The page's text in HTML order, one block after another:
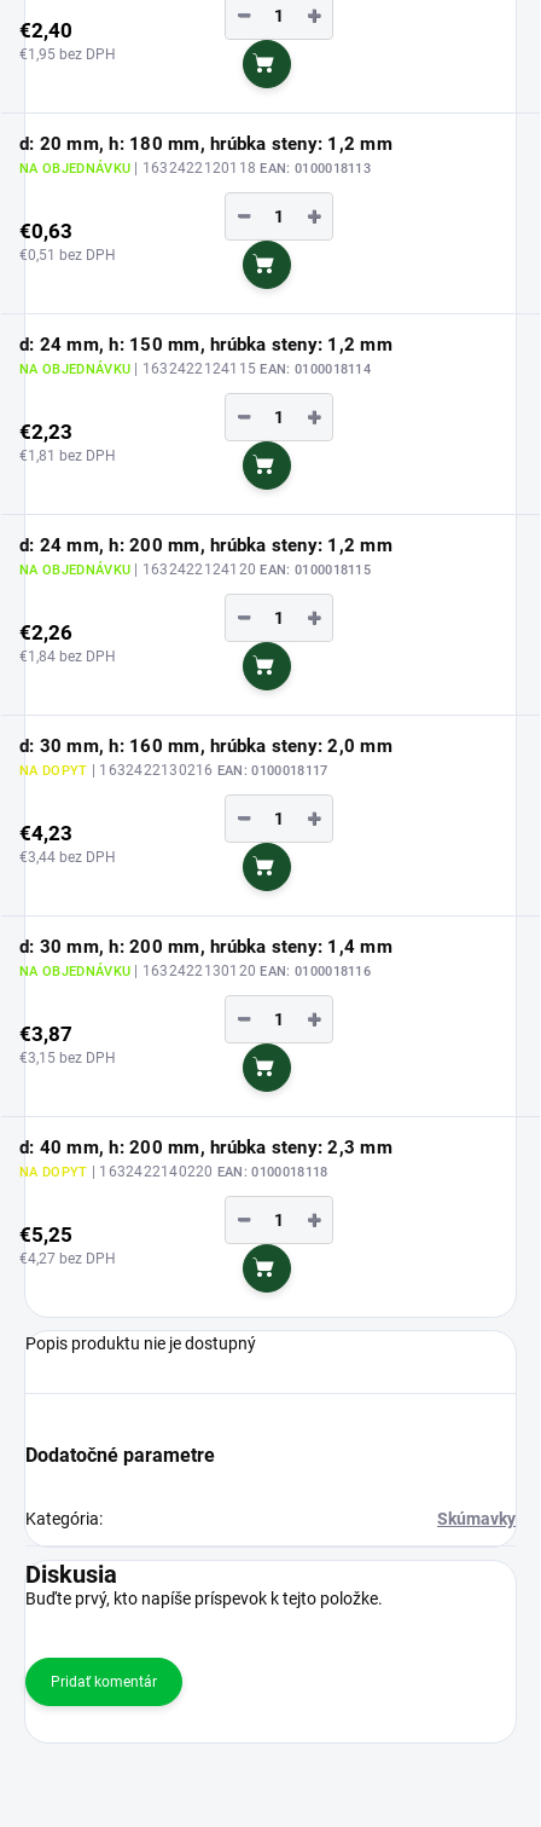
€2,40
€1,95 bez DPH
+
−
Do košíka
d: 20 mm, h: 180 mm, hrúbka steny: 1,2 mm
NA OBJEDNÁVKU | 1632422120118EAN: 0100018113
€0,63
€0,51 bez DPH
+
−
Do košíka
d: 24 mm, h: 150 mm, hrúbka steny: 1,2 mm
NA OBJEDNÁVKU | 1632422124115EAN: 0100018114
€2,23
€1,81 bez DPH
+
−
Do košíka
d: 24 mm, h: 200 mm, hrúbka steny: 1,2 mm
NA OBJEDNÁVKU | 1632422124120EAN: 0100018115
€2,26
€1,84 bez DPH
+
−
Do košíka
d: 30 mm, h: 160 mm, hrúbka steny: 2,0 mm
NA DOPYT | 1632422130216 EAN: 0100018117
€4,23
€3,44 bez DPH
+
−
Do košíka
d: 30 mm, h: 200 mm, hrúbka steny: 1,4 mm
NA OBJEDNÁVKU | 1632422130120EAN: 0100018116
€3,87
€3,15 bez DPH
+
−
Do košíka
d: 40 mm, h: 200 mm, hrúbka steny: 2,3 mm
NA DOPYT | 1632422140220 EAN: 0100018118
€5,25
€4,27 bez DPH
+
−
Do košíka
Popis produktu nie je dostupný
Dodatočné parametre
Kategória: Skúmavky
Diskusia
Buďte prvý, kto napíše príspevok k tejto položke.
Pridať komentár